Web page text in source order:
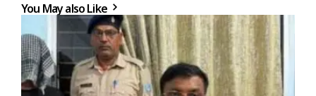
You May also Like